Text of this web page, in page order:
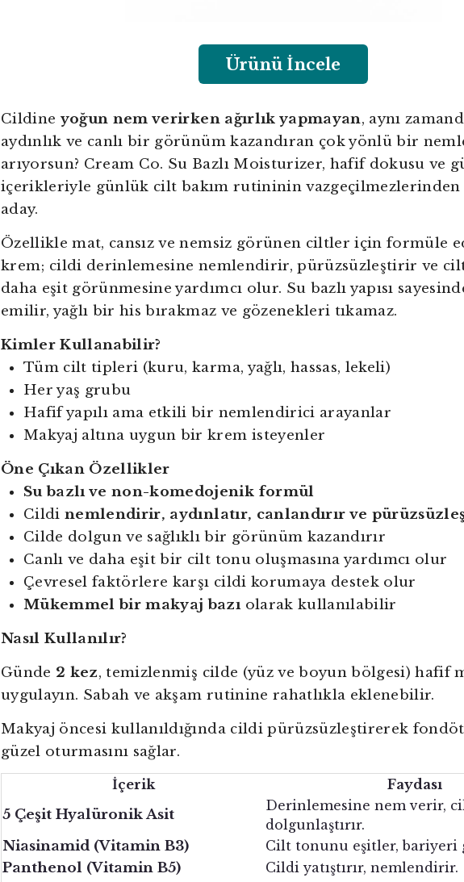
Ürünü İncele
Cildine yoğun nem verirken ağırlık yapmayan, aynı
aydınlık ve canlı bir görünüm kazandıran çok yönlü bir
arıyorsun? Cream Co. Su Bazlı Moisturizer, hafif dokusu ve
içerikleriyle günlük cilt bakım rutininin
aday.
Özellikle mat, cansız ve nemsiz görünen ciltler için formüle
krem; cildi derinlemesine nemlendirir, pürüzsüzleştirir ve
daha eşit görünmesine yardımcı olur. Su bazlı yapısı
emilir, yağlı bir his bırakmaz ve gözenekleri tıkamaz.
Kimler Kullanabilir?
Tüm cilt tipleri (kuru, karma, yağlı, hassas, lekeli)
Her yaş grubu
Hafif yapılı ama etkili bir nemlendirici arayanlar
Makyaj altına uygun bir krem isteyenler
Öne Çıkan Özellikler
Su bazlı ve non-komedojenik formül
Cildinemlendirir, aydınlatır, canlandırır ve
Cilde dolgun ve sağlıklı bir görünüm kazandırır
Canlı ve daha eşit bir cilt tonu oluşmasına yardımcı olur
Çevresel faktörlere karşı cildi korumaya destek olur
Mükemmel bir makyaj bazıolarak kullanılabilir
Nasıl Kullanılır?
Günde 2 kez, temizlenmiş cilde (yüz ve boyun bölgesi) hafif
uygulayın. Sabah ve akşam rutinine rahatlıkla eklenebilir.
Makyaj öncesi kullanıldığında cildi pürüzsüzleştirerek
güzel oturmasını sağlar.
İçerik Faydası
5 Çeşit Hyalüronik Asit
Derinlemesine nem verir,
dolgunlaştırır.
Niasinamid (Vitamin B3) Cilt tonunu eşitler, bariyeri
Panthenol (Vitamin B5) Cildi yatıştırır, nemlendirir.